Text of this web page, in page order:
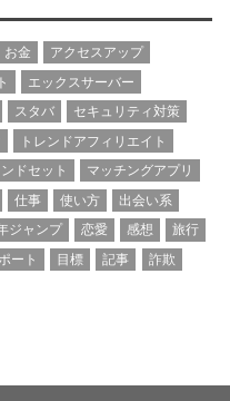
お金
アクセスアップ
エックスサーバー
スタバ
セキュリティ対策
トレンドアフィリエイト
ドセット
マッチングアプリ
仕事 使い方
出会い系
ジャンプ 恋愛 感想
旅行
ート 目標 記事
詐欺